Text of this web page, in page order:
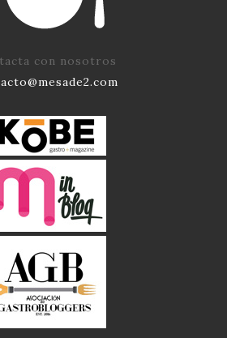
con nosotros